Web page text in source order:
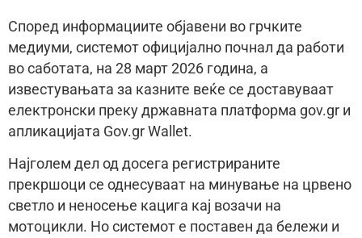
Според информациите објавени во грчките
медиуми, системот официјално почнал да работи
во саботата, на 28 март 2026 година, а
известувањата за казните веќе се доставуваат
електронски преку државната платформа gov.gr и
апликацијата Gov.gr Wallet.
Најголем дел од досега регистрираните
прекршоци се однесуваат на минување на црвено
светло и неносење кацига кај возачи на
мотоцикли. Но системот е поставен да бележи и